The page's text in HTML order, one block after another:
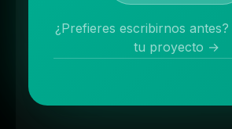
¿Prefieres escribirnos
tu proyecto →